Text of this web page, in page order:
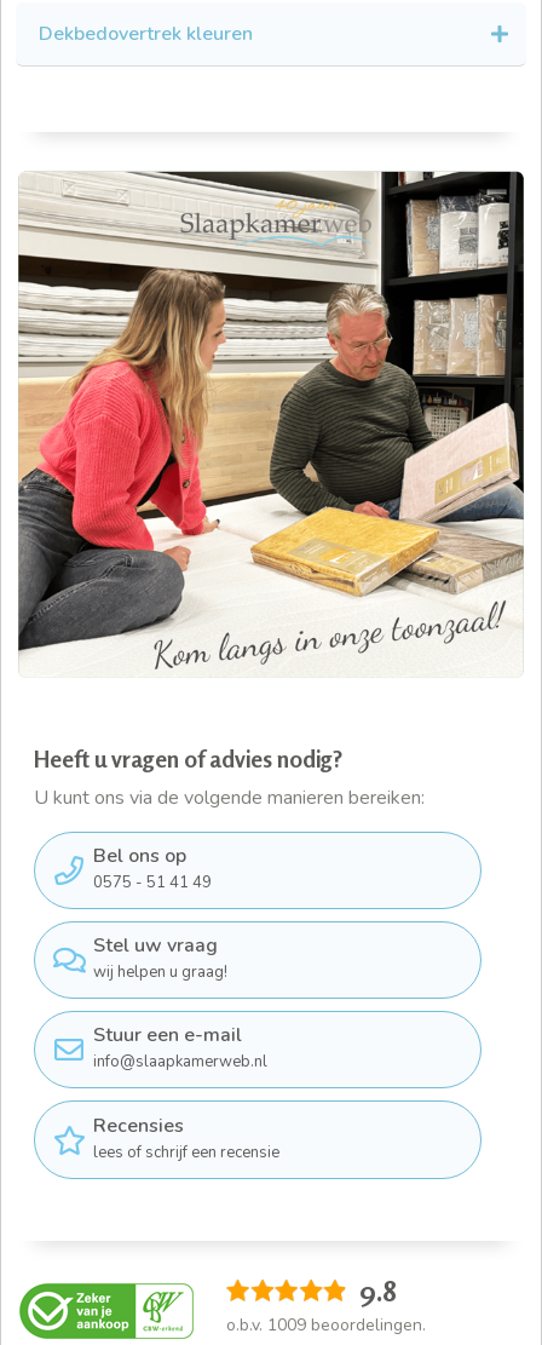
Heeft u vragen of advies nodig?
U kunt ons via de volgende manieren bereiken:
Bel ons op
0575 - 51 41 49
Stel uw vraag
wij helpen u graag!
Stuur een e-mail
info@slaapkamerweb.nl
Recensies
lees of schrijf een recensie
9.8
o.b.v. 1009 beoordelingen.
Dekbedovertrek kleuren